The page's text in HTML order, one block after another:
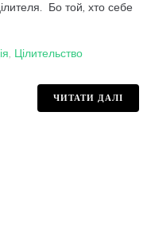
Бо той, хто себе
, Цілительство
ЧИТАТИ ДАЛІ